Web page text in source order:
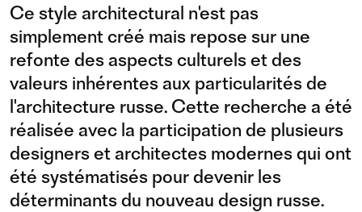
Ce style architectural n'est pas
simplement créé mais repose sur une
refonte des aspects culturels et des
valeurs inhérentes aux particularités de
l'architecture russe. Cette recherche a été
réalisée avec la participation de plusieurs
designers et architectes modernes qui ont
été systématisés pour devenir les
déterminants du nouveau design russe.